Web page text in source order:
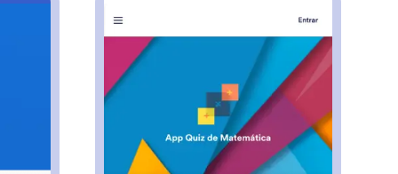
Visualizar: App Quiz de